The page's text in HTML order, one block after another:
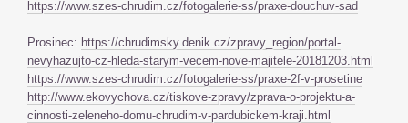
https://www.szes-chrudim.cz/fotogalerie-ss/praxe-douchuv-sad
Prosinec: https://chrudimsky.denik.cz/zpravy_region/portal-
nevyhazujto-cz-hleda-starym-vecem-nove-majitele-20181203.html
https://www.szes-chrudim.cz/fotogalerie-ss/praxe-2f-v-prosetine
http://www.ekovychova.cz/tiskove-zpravy/zprava-o-projektu-a-
cinnosti-zeleneho-domu-chrudim-v-pardubickem-kraji.html